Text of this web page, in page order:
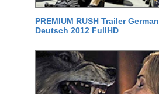
PREMIUM RUSH Trailer German
Deutsch 2012 FullHD